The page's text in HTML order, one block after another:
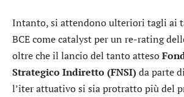
Intanto, si attendono ulteriori tagli ai
BCE come catalyst per un re-rating
oltre che il lancio del tanto atteso
Strategico Indiretto (FNSI)da parte
l’iter attuativo si sia protratto più del